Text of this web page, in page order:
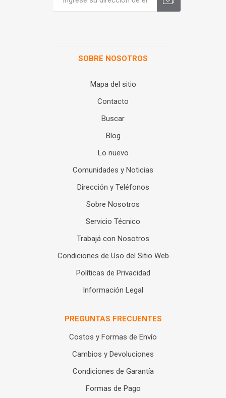
SOBRE NOSOTROS
Mapa del sitio
Contacto
Buscar
Blog
Lo nuevo
Comunidades y Noticias
Dirección y Teléfonos
Sobre Nosotros
Servicio Técnico
Trabajá con Nosotros
Condiciones de Uso del Sitio Web
Políticas de Privacidad
Información Legal
PREGUNTAS FRECUENTES
Costos y Formas de Envío
Cambios y Devoluciones
Condiciones de Garantía
Formas de Pago